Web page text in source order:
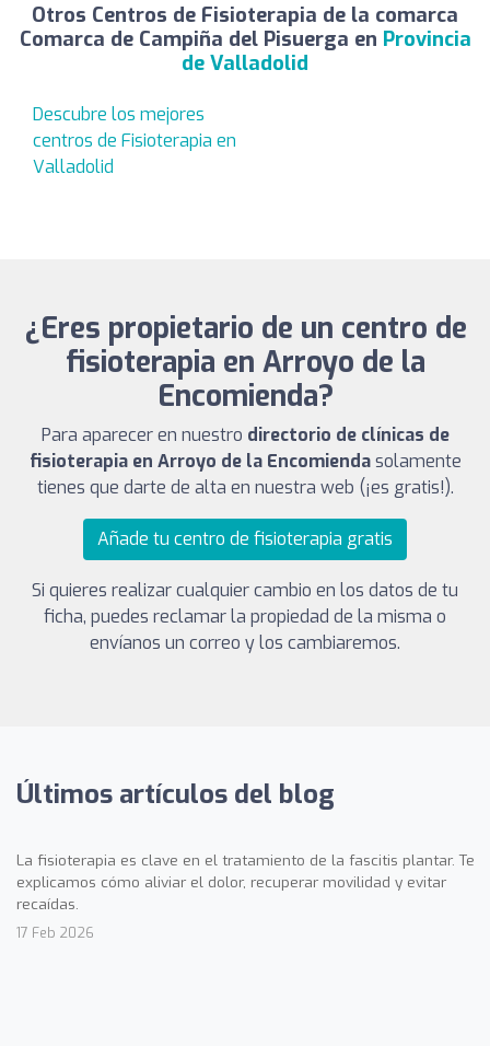
Otros Centros de Fisioterapia de la comarca
Comarca de Campiña del Pisuerga en Provincia
de Valladolid
Descubre los mejores
centros de Fisioterapia en
Valladolid
¿Eres propietario de un centro de
fisioterapia en Arroyo de la
Encomienda?
Para aparecer en nuestro directorio de clínicas de
fisioterapia en Arroyo de la Encomiendasolamente
tienes que darte de alta en nuestra web (¡es gratis!).
Añade tu centro de fisioterapia gratis
Si quieres realizar cualquier cambio en los datos de tu
ficha, puedes reclamar la propiedad de la misma o
envíanos un correo y los cambiaremos.
Últimos artículos del blog
La fisioterapia es clave en el tratamiento de la fascitis plantar. Te
explicamos cómo aliviar el dolor, recuperar movilidad y evitar
recaídas.
17 Feb 2026